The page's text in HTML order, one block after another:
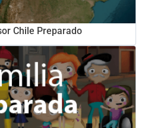
Chile Preparado